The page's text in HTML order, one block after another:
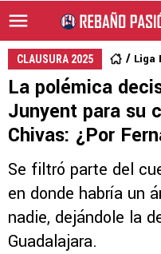
CLAUSURA 2025 Liga
La polémica
Junyent para su
Chivas: ¿Por
Se filtró parte del
en donde habría un
nadie, dejándole la
Guadalajara.